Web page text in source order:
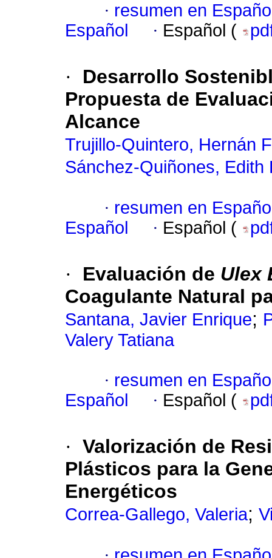
· resumen en
Español
· Español (
·
Desarrollo
Propuesta de
Alcance
Trujillo-Quintero, Hernán
Sánchez-Quiñones, Edith
· resumen en
Español
· Español (
· Evaluación de Ulex
Coagulante Natural
Santana, Javier Enrique;
Valery Tatiana
· resumen en
Español
· Español (
· Valorización de
Plásticos para la
Energéticos
Correa-Gallego, Valeria;